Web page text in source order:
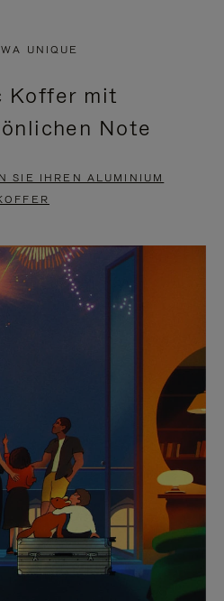
UNIQUE
Koffer mit
Note
SIE IHREN ALUMINIUM